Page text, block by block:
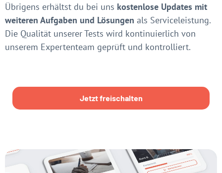
Übrigens erhältst du bei uns kostenlose Updates mit
weiteren Aufgaben und Lösungen als Serviceleistung.
Die Qualität unserer Tests wird kontinuierlich von
unserem Expertenteam geprüft und kontrolliert.
Jetzt freischalten